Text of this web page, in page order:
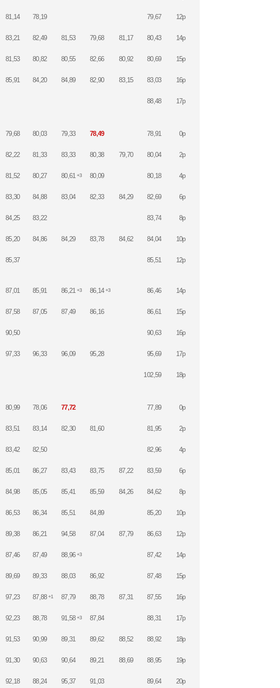
81,14 78,19 79,67 12p
83,21 82,49 81,53 79,68 81,17 80,43 14p
81,53 80,82 80,55 82,66 80,92 80,69 15p
85,91 84,20 84,89 82,90 83,15 83,03 16p
88,48 17p
79,68 80,03 79,33 78,49 78,91 0p
82,22 81,33 83,33 80,38 79,70 80,04 2p
81,52 80,27 80,61 +3 80,09 80,18 4p
83,30 84,88 83,04 82,33 84,29 82,69 6p
84,25 83,22 83,74 8p
85,20 84,86 84,29 83,78 84,62 84,04 10p
85,37 85,51 12p
87,01 85,91 86,21 +3 86,14 +3 86,46 14p
87,58 87,05 87,49 86,16 86,61 15p
90,50 90,63 16p
97,33 96,33 96,09 95,28 95,69 17p
102,59 18p
80,99 78,06 77,72 77,89 0p
83,51 83,14 82,30 81,60 81,95 2p
83,42 82,50 82,96 4p
85,01 86,27 83,43 83,75 87,22 83,59 6p
84,98 85,05 85,41 85,59 84,26 84,62 8p
86,53 86,34 85,51 84,89 85,20 10p
89,38 86,21 94,58 87,04 87,79 86,63 12p
87,46 87,49 88,96 +3 87,42 14p
89,69 89,33 88,03 86,92 87,48 15p
97,23 87,88 +1 87,79 88,78 87,31 87,55 16p
92,23 88,78 91,58 +3 87,84 88,31 17p
91,53 90,99 89,31 89,62 88,52 88,92 18p
91,30 90,63 90,64 89,21 88,69 88,95 19p
92,18 88,24 95,37 91,03 89,64 20p